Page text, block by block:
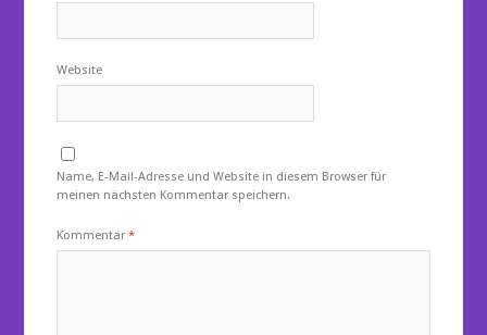
Website
Name, E-Mail-Adresse und Website in diesem Browser für
meinen nächsten Kommentar speichern.
Kommentar*